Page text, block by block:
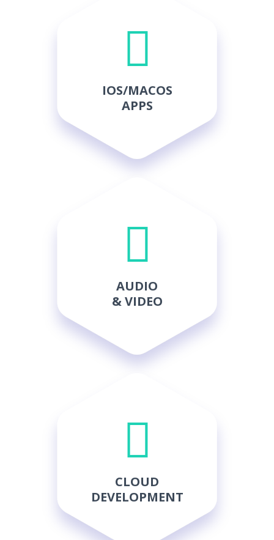
IOS/MACOS
APPS
AUDIO
& VIDEO
CLOUD
DEVELOPMENT